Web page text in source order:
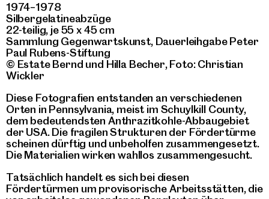
1974–1978
Silbergelatineabzüge
22-teilig, je 55 x 45 cm
Sammlung Gegenwartskunst, Dauerleihgabe Peter
Paul Rubens-Stiftung
© Estate Bernd und Hilla Becher, Foto: Christian
Wickler
Diese Fotografien entstanden an verschiedenen
Orten in Pennsylvania, meist im Schuylkill County,
dem bedeutendsten Anthrazitkohle-Abbaugebiet
der USA. Die fragilen Strukturen der Fördertürme
scheinen dürftig und unbeholfen zusammengesetzt.
Die Materialien wirken wahllos zusammengesucht.
Tatsächlich handelt es sich bei diesen
Fördertürmen um provisorische Arbeitsstätten, die